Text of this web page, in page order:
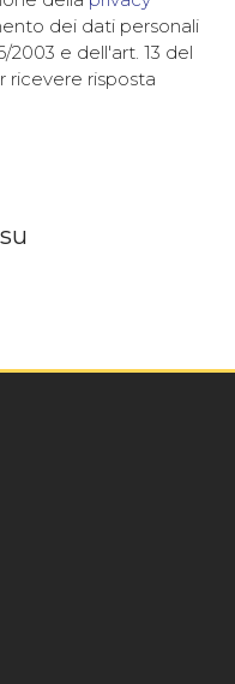
dei dati personali
2003 e dell'art. 13 del
ricevere risposta